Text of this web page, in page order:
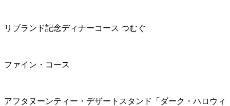
リブランド記念ディナーコース つむぐ
ファイン・コース
アフタヌーンティー・デザートスタンド「ダーク・ハロウィ